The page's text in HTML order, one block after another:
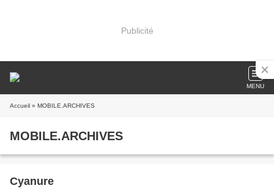
Publicité
MENU
Accueil » MOBILE.ARCHIVES
MOBILE.ARCHIVES
Cyanure